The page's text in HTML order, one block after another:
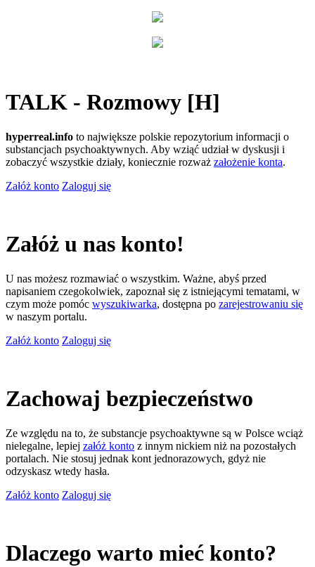
TALK - Rozmowy [H]
hyperreal.info to największe polskie repozytorium informacji o
substancjach psychoaktywnych. Aby wziąć udział w dyskusji i
zobaczyć wszystkie działy, koniecznie rozważ założenie konta.
Załóż konto Zaloguj się
Załóż u nas konto!
U nas możesz rozmawiać o wszystkim. Ważne, abyś przed
napisaniem czegokolwiek, zapoznał się z istniejącymi tematami, w
czym może pomóc wyszukiwarka, dostępna po zarejestrowaniu się
w naszym portalu.
Załóż konto Zaloguj się
Zachowaj bezpieczeństwo
Ze względu na to, że substancje psychoaktywne są w Polsce wciąż
nielegalne, lepiej załóż konto z innym nickiem niż na pozostałych
portalach. Nie stosuj jednak kont jednorazowych, gdyż nie
odzyskasz wtedy hasła.
Załóż konto Zaloguj się
Dlaczego warto mieć konto?